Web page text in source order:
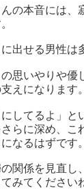
の本音には、
出せる男性は
思いやりや優
えになります。
にしてるよ」と
らに深め、こ
なるはずです。
関係を見直し
みてください